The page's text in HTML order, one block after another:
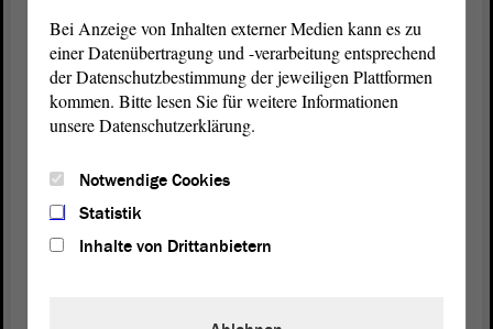
Der mitberatendeAusschussfür Inneres und Sport
schloss sich dieser vorläufigen
Beschlussempfehlungim Ergebnis seinerBeratung
in der 40. Sitzung am 6. Februar 2025 mit 10 : 3 : 0
Stimmen an.
DerAusschussfür Arbeit, Soziales, Gesundheit und
Gleichstellung befasste sich abschließend in der 47.
Sitzung am 5. März 2025 mit dem
Beschlussempfehlungin der Drs. 8/5277 empfiehlt
Bei Anzeige von Inhalten externer Medien kann es zu
einer Datenübertragung und -verarbeitung entsprechend
der Datenschutzbestimmung der jeweiligen Plattformen
kommen. Bitte lesen Sie für weitere Informationen
unsere Datenschutzerklärung.
Notwendige Cookies
Statistik
Inhalte von Drittanbietern